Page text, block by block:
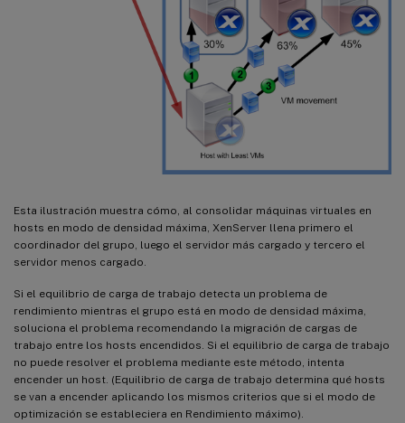
Esta ilustración muestra cómo, al consolidar máquinas virtuales en
hosts en modo de densidad máxima, XenServer llena primero el
coordinador del grupo, luego el servidor más cargado y tercero el
servidor menos cargado.
Si el equilibrio de carga de trabajo detecta un problema de
rendimiento mientras el grupo está en modo de densidad máxima,
soluciona el problema recomendando la migración de cargas de
trabajo entre los hosts encendidos. Si el equilibrio de carga de trabajo
no puede resolver el problema mediante este método, intenta
encender un host. (Equilibrio de carga de trabajo determina qué hosts
se van a encender aplicando los mismos criterios que si el modo de
optimización se estableciera en Rendimiento máximo).